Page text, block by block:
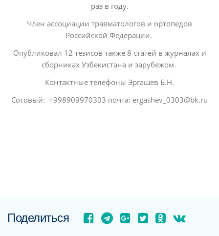
раз в году.
Член ассоциации травматологов и ортопедов
Российской Федерации.
Опубликовал 12 тезисов также 8 статей в журналах и
сборниках Узбекистана и зарубежом.
Контактные телефоны Эргашев Б.Н.
Сотовый: +998909970303 почта: ergashev_0303@bk.ru
Поделиться